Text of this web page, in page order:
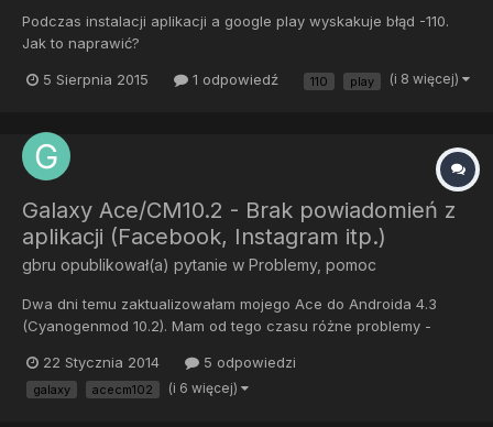
Podczas instalacji aplikacji a google play wyskakuje błąd -110.
Jak to naprawić?
5 Sierpnia 2015 1 odpowiedź 110 play (i 8 więcej)
Galaxy Ace/CM10.2 - Brak powiadomień z
aplikacji (Facebook, Instagram itp.)
gbru opublikował(a) pytanie w Problemy, pomoc
Dwa dni temu zaktualizowałam mojego Ace do Androida 4.3
(Cyanogenmod 10.2). Mam od tego czasu różne problemy -
przed aktualizacją itp, jednak największym z nich jest to, że nie
dostaję powiadomień z aplikacji. SMSy normalnie się wyświetlaj...
22 Stycznia 2014 5 odpowiedzi
galaxy acecm102 (i 6 więcej)